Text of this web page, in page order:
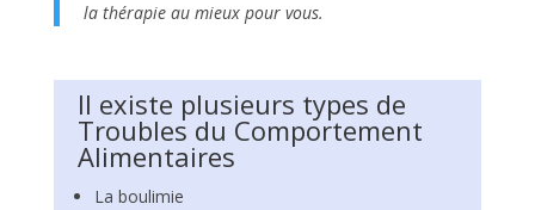
la thérapie au mieux pour vous.
Il existe plusieurs types de
Troubles du Comportement
Alimentaires
La boulimie